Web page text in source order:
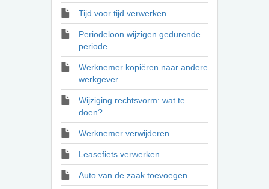
Tijd voor tijd verwerken
Periodeloon wijzigen gedurende
periode
Werknemer kopiëren naar andere
werkgever
Wijziging rechtsvorm: wat te
doen?
Werknemer verwijderen
Leasefiets verwerken
Auto van de zaak toevoegen